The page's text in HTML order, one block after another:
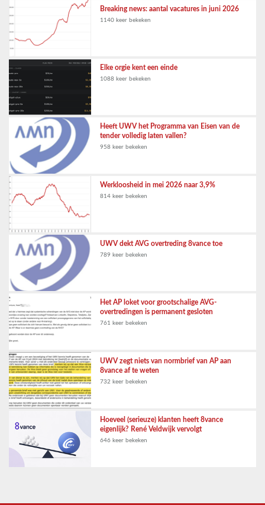
Breaking news: aantal vacatures in juni 2026
1140 keer bekeken
Elke orgie kent een einde
1088 keer bekeken
Heeft UWV het Programma van Eisen van de
tender volledig laten vallen?
958 keer bekeken
Werkloosheid in mei 2026 naar 3,9%
814 keer bekeken
UWV dekt AVG overtreding 8vance toe
789 keer bekeken
Het AP loket voor grootschalige AVG-
overtredingen is permanent gesloten
761 keer bekeken
UWV zegt niets van normbrief van AP aan
8vance af te weten
732 keer bekeken
Hoeveel (serieuze) klanten heeft 8vance
eigenlijk? René Veldwijk vervolgt
646 keer bekeken